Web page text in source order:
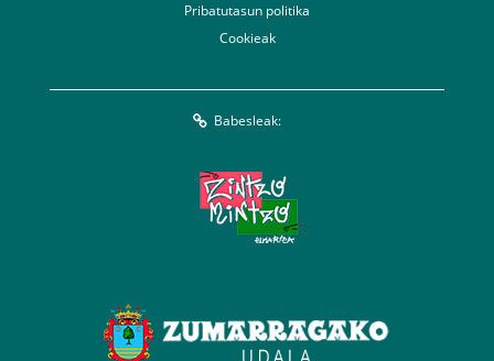
Pribatutasun politika
Cookieak
Babesleak: